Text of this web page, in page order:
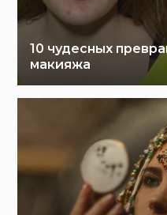
10 чудесных
макияжа